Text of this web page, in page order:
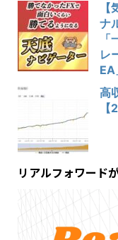
ナ
レ
EA
高
リアルフォワード